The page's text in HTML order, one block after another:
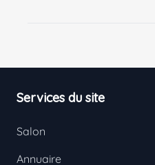
Services du site
Salon
Annuaire